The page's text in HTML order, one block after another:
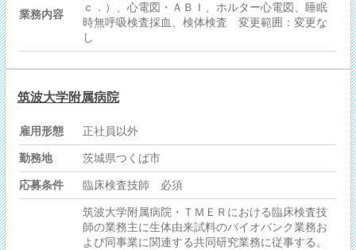
業務内容
ｃ．）、心電図・ＡＢＩ、ホルター心電図、睡眠
時無呼吸検査採血、検体検査 変更範囲：変更な
し
筑波大学附属病院
雇用形態 正社員以外
勤務地 茨城県つくば市
応募条件 臨床検査技師 必須
筑波大学附属病院・ＴＭＥＲにおける臨床検査技
師の業務主に生体由来試料のバイオバンク業務お
よび同事業に関連する共同研究業務に従事する。